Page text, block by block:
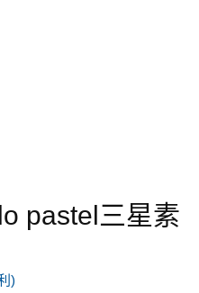
pastel三星素
)